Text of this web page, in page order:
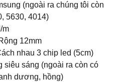
(ngoài ra chúng tôi còn
5630, 4014)
m
12mm
nhau 3 chip led (5cm)
siêu sáng (ngoài ra còn có
dương, hồng)